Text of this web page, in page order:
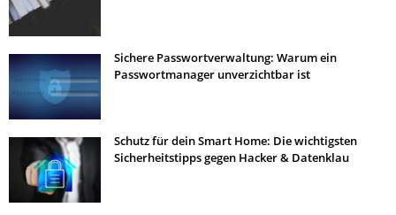
Sichere Passwortverwaltung: Warum ein
Passwortmanager unverzichtbar ist
Schutz für dein Smart Home: Die wichtigsten
Sicherheitstipps gegen Hacker & Datenklau